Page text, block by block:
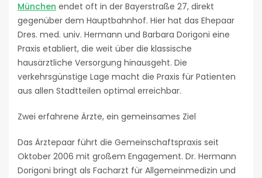
München endet oft in der Bayerstraße 27, direkt
gegenüber dem Hauptbahnhof. Hier hat das Ehepaar
Dres. med. univ. Hermann und Barbara Dorigoni eine
Praxis etabliert, die weit über die klassische
hausärztliche Versorgung hinausgeht. Die
verkehrsgünstige Lage macht die Praxis für Patienten
aus allen Stadtteilen optimal erreichbar.
Zwei erfahrene Ärzte, ein gemeinsames Ziel
Das Ärztepaar führt die Gemeinschaftspraxis seit
Oktober 2006 mit großem Engagement. Dr. Hermann
Dorigoni bringt als Facharzt für Allgemeinmedizin und